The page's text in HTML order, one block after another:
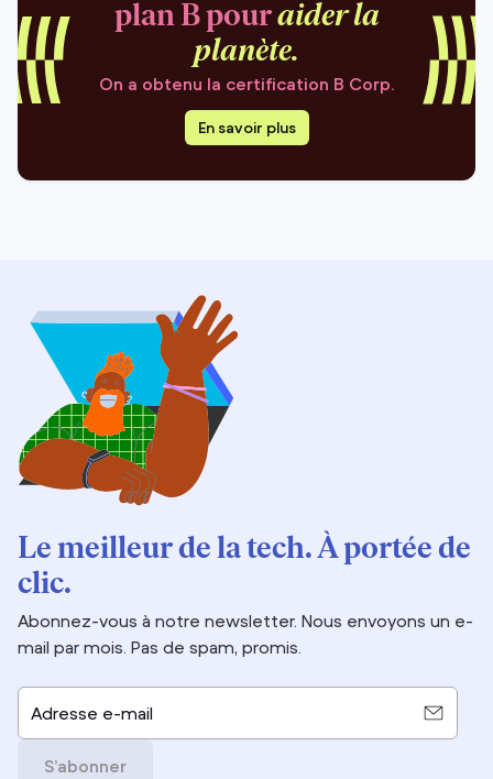
plan B pouraider la
planète.
On a obtenu la certification B Corp.
En savoir plus
Le meilleur de la tech. À portée de
clic.
Abonnez-vous à notre newsletter. Nous envoyons un e-
mail par mois. Pas de spam, promis.
Adresse e-mail
S’abonner